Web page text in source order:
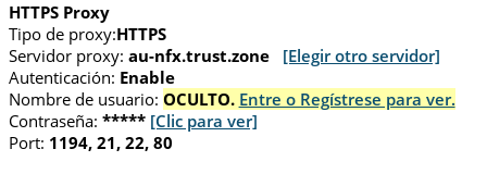
HTTPS Proxy
Tipo de proxy:HTTPS
Servidor proxy: au-nfx.trust.zone
[Elegir otro servidor]
Autenticación: Enable
Nombre de usuario: OCULTO. Entre o Regístrese para ver.
Contraseña: ***** [Clic para ver]
Port: 1194, 21, 22, 80